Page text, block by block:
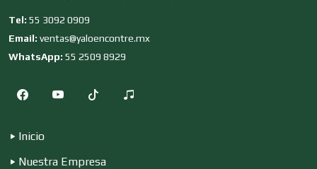
Combustibles y Lubricantes
Compresores de aire
Tel: 55 3092 0909
Email: ventas@yaloencontre.mx
WhatsApp: 55 2509 8929
Inicio
Nuestra Empresa